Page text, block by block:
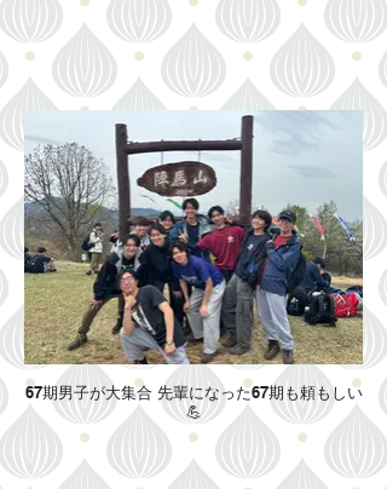
67期男子が大集合 先輩になった67期も頼もしい
💪